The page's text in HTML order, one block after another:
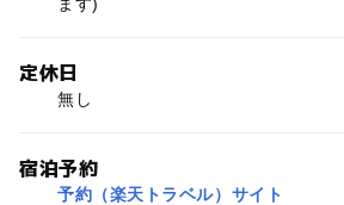
定休日
無し
宿泊予約
予約（楽天トラベル）サイト